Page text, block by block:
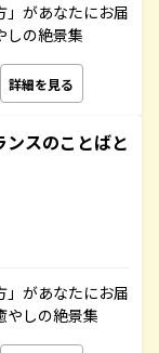
」があなたにお届
しの絶景集
詳細を見る
ンスのことばと
」があなたにお届
やしの絶景集